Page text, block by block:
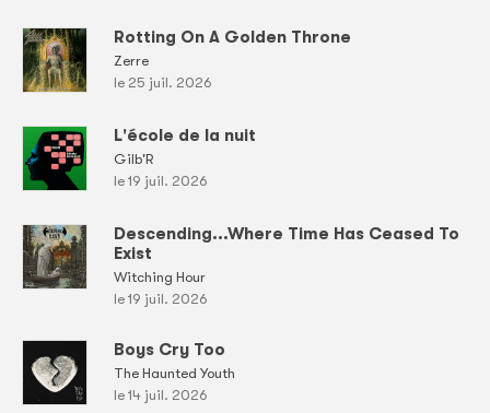
Rotting On A Golden Throne
Zerre
le 25 juil. 2026
L'école de la nuit
Gilb'R
le 19 juil. 2026
Descending...Where Time Has Ceased To
Exist
Witching Hour
le 19 juil. 2026
Boys Cry Too
The Haunted Youth
le 14 juil. 2026